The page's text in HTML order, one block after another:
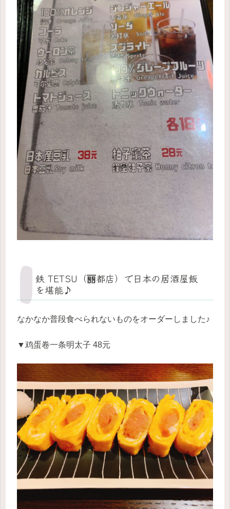
鉄 TETSU（丽都店）で日本の居酒屋飯
を堪能♪
なかなか普段食べられないものをオーダーしました♪
▼鸡蛋卷一条明太子 48元